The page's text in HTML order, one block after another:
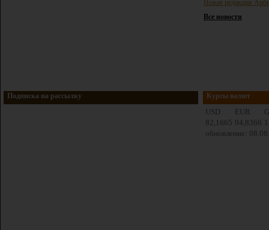
Новая редакция
Все новости
Подписка на рассылку Курсы валют
USD EUR
82,1665 94,8366
обновление: